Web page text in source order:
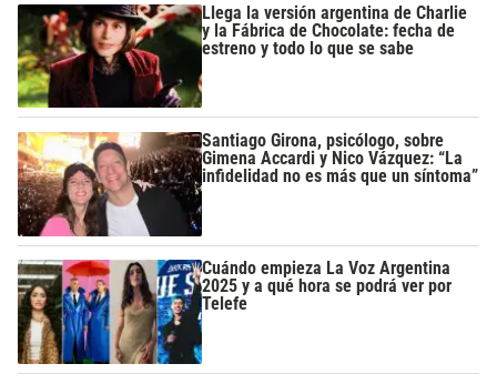
Llega la versión argentina de Charlie
y la Fábrica de Chocolate: fecha de
estreno y todo lo que se sabe
Santiago Girona, psicólogo, sobre
Gimena Accardi y Nico Vázquez: “La
infidelidad no es más que un síntoma”
Cuándo empieza La Voz Argentina
2025 y a qué hora se podrá ver por
Telefe